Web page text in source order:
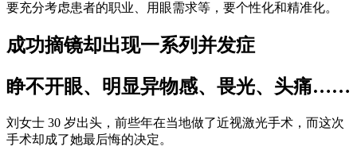
要充分考虑患者的职业、用眼需求等，要个性化和精准化。
成功摘镜却出现一系列并发症
睁不开眼、明显异物感、畏光、头痛……
刘女士 30 岁出头，前些年在当地做了近视激光手术，而这次
手术却成了她最后悔的决定。